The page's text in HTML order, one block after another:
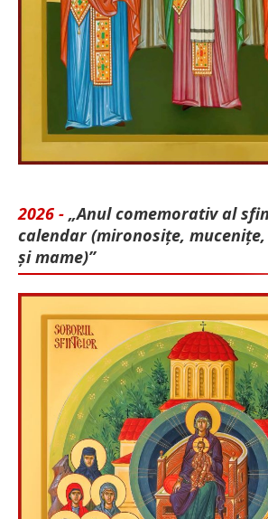
2026 - „Anul comemorativ al
calendar (mironosițe,
și mame)”